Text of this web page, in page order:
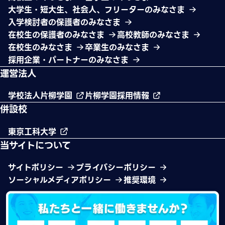
大学生・短大生、社会人、フリーターのみなさま
入学検討者の保護者のみなさま
在校生の保護者のみなさま
高校教師のみなさま
在校生のみなさま
卒業生のみなさま
採用企業・パートナーのみなさま
運営法人
学校法人片柳学園 片柳学園採用情報
併設校
東京工科大学
当サイトについて
サイトポリシー
プライバシーポリシー
ソーシャルメディアポリシー
推奨環境